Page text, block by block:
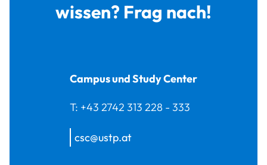
wissen? Frag nach!
Campus und Study Center
T: +43 2742 313 228 - 333
csc@ustp.at